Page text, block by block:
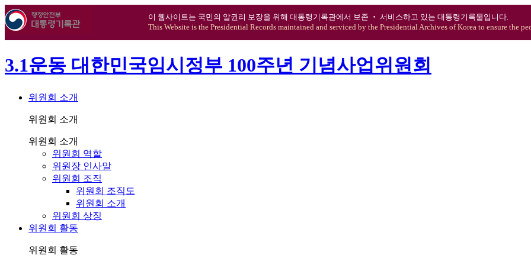
이 웹사이트는 국민의 알권리 보장을 위해 대통령기록관에서 보존 ‧ 서비스하고 있는 대통령기록물입니다.
This Website is the Presidential Records maintained and serviced by the Presidential Archives of Korea to ensure the
3.1운동 대한민국임시정부 100주년 기념사업위원회
위원회 소개
위원회 소개
위원회 소개
위원회 역할
위원장 인사말
위원회 조직
위원회 조직도
위원회 소개
위원회 상징
위원회 활동
위원회 활동